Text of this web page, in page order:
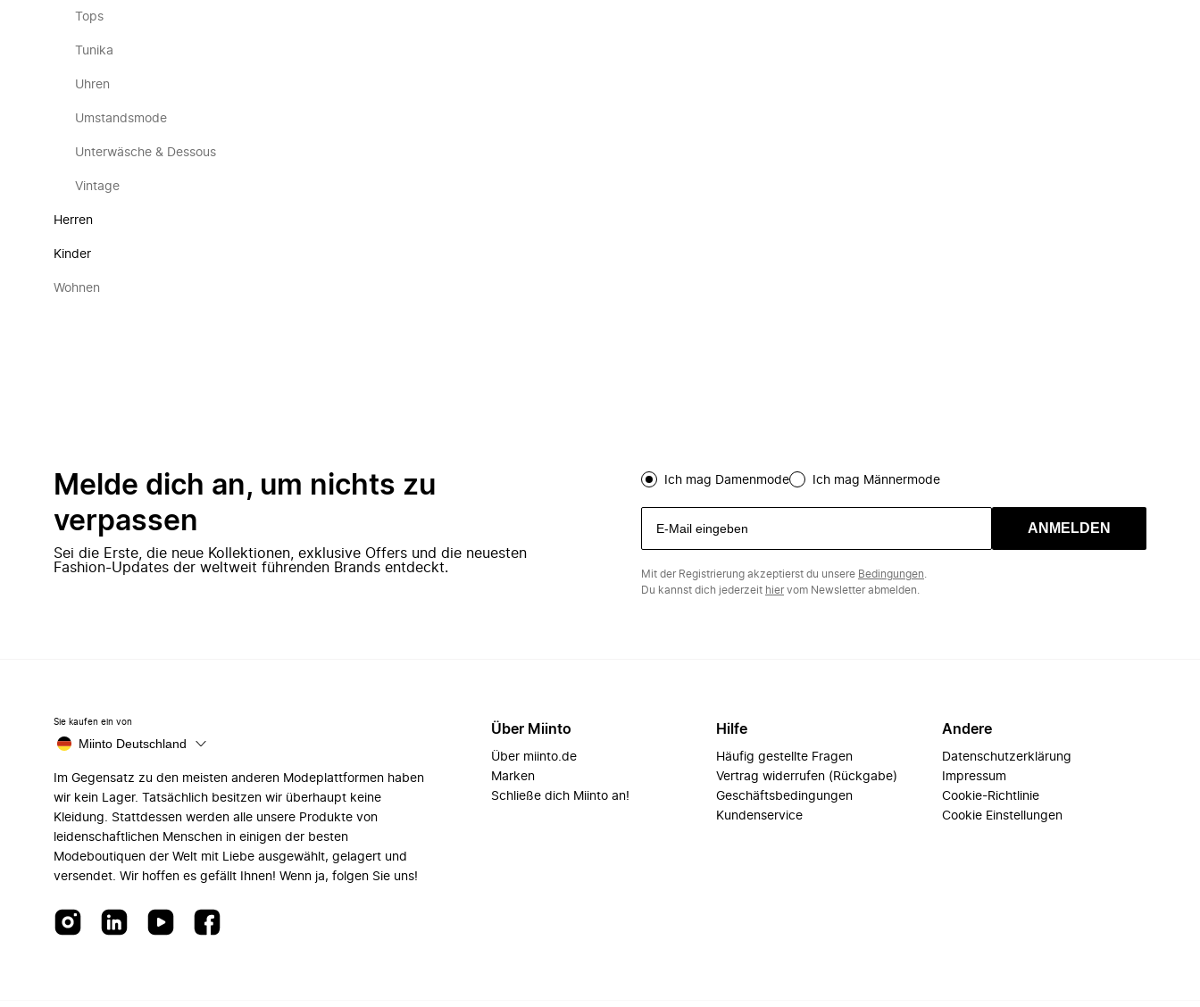
Tops
Tunika
Uhren
Umstandsmode
Unterwäsche & Dessous
Vintage
Herren
Kinder
Wohnen
Melde dich an, um nichts zu
verpassen
Sei die Erste, die neue Kollektionen, exklusive Offers und die neuesten
Fashion-Updates der weltweit führenden Brands entdeckt.
Ich mag Damenmode Ich mag Männermode
ANMELDEN
Mit der Registrierung akzeptierst du unsere Bedingungen
Du kannst dich jederzeit hiervom Newsletter abmelden.
Sie kaufen ein von
Miinto Deutschland
Im Gegensatz zu den meisten anderen Modeplattformen haben
wir kein Lager. Tatsächlich besitzen wir überhaupt keine
Kleidung. Stattdessen werden alle unsere Produkte von
leidenschaftlichen Menschen in einigen der besten
Modeboutiquen der Welt mit Liebe ausgewählt, gelagert und
versendet. Wir hoffen es gefällt Ihnen! Wenn ja, folgen Sie uns!
Über Miinto
Über miinto.de
Marken
Schließe dich Miinto an!
Hilfe
Häufig gestellte Fragen
Vertrag widerrufen (Rückgabe)
Geschäftsbedingungen
Kundenservice
Andere
Datenschutzerklärung
Impressum
Cookie-Richtlinie
Cookie Einstellungen